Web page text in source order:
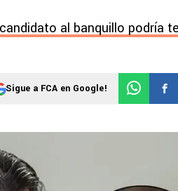
al banquillo podría
Sigue a FCA en Google!